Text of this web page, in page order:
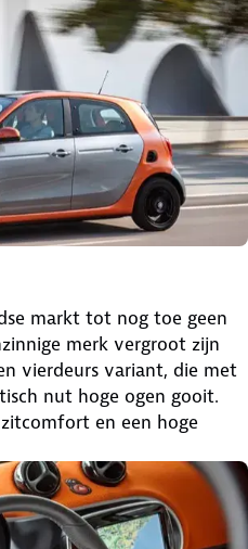
markt tot nog toe geen
merk vergroot zijn
vierdeurs variant, die met
nut hoge ogen gooit.
en een hoge